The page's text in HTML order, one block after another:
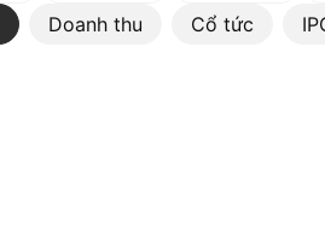
Doanh thu Cổ tức